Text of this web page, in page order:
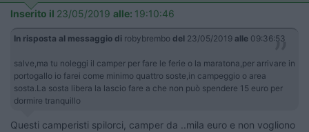
Inserito il 23/05/2019 alle: 19:10:46
In risposta al messaggio di robybrembo del 23/05/2019 alle 09:36:53
salve,ma tu noleggi il camper per fare le ferie o la maratona,per arrivare in
portogallo io farei come minimo quattro soste,in campeggio o area
sosta.La sosta libera la lascio fare a che non può spendere 15 euro per
dormire tranquillo
Questi camperisti spilorci, camper da ..mila euro e non vogliono